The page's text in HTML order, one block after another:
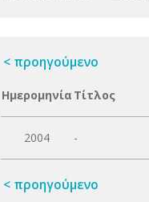
< προηγούμενο
Ημερομηνία Τίτλος
2004 -
< προηγούμενο